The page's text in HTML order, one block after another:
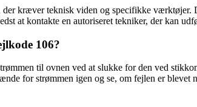
kræver teknisk viden og specifikke værktøjer.
at kontakte en autoriseret tekniker, der kan
106?
til ovnen ved at slukke for den ved
for strømmen igen og se, om fejlen er